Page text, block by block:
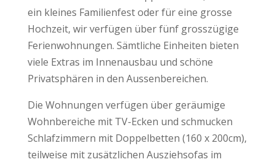
ein kleines Familienfest oder für eine grosse
Hochzeit, wir verfügen über fünf grosszügige
Ferienwohnungen. Sämtliche Einheiten bieten
viele Extras im Innenausbau und schöne
Privatsphären in den Aussenbereichen.
Die Wohnungen verfügen über geräumige
Wohnbereiche mit TV-Ecken und schmucken
Schlafzimmern mit Doppelbetten (160 x 200cm),
teilweise mit zusätzlichen Ausziehsofas im